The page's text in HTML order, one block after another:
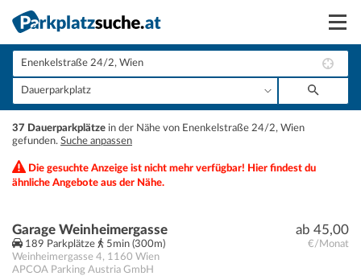
Suchen
Vermieten
Anmelden
37 Dauerparkplätze in der Nähe von Enenkelstraße 24/2, Wien
gefunden. Suche anpassen
Die gesuchte Anzeige ist nicht mehr verfügbar! Hier findest du
ähnliche Angebote aus der Nähe.
ab 45,00
€/Monat
Garage Weinheimergasse
189 Parkplätze
5min (300m)
Weinheimergasse 4, 1160 Wien
APCOA Parking Austria GmbH
+
−